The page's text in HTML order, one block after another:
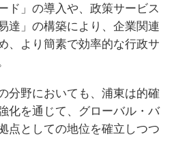
ド」の導入や、政策サービス
達」の構築により、企業関連
、より簡素で効率的な行政サ
分野においても、浦東は的確
化を通じて、グローバル・バ
点としての地位を確立しつつ